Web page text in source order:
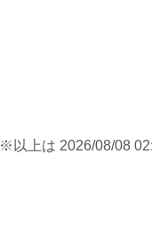
※以上は 2026/08/08